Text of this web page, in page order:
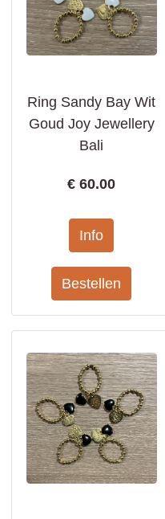
Ring Sandy Bay Wit
Goud Joy Jewellery
Bali
€60.00